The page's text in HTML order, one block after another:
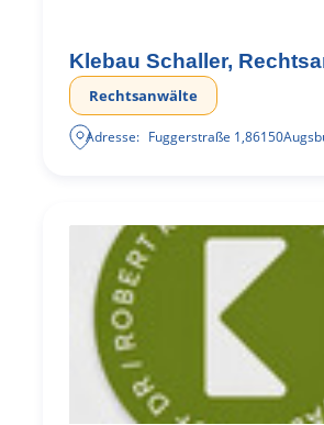
Klebau Schaller,
Rechtsanwälte
Adresse: Fuggerstraße 1,86150